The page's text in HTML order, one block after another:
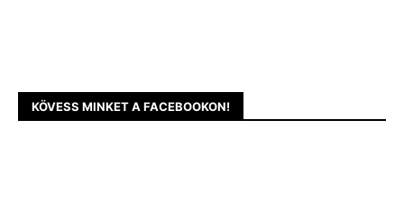
KÖVESS MINKET A FACEBOOKON!